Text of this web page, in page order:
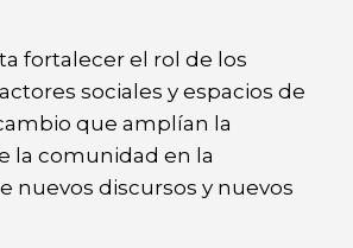
fortalecer el rol de los
sociales y espacios de
que amplían la
la comunidad en la
nuevos discursos y nuevos